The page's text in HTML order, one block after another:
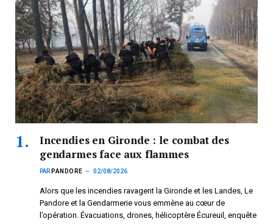
Incendies en Gironde : le combat des
gendarmes face aux flammes
PAR PANDORE 02/08/2026
Alors que les incendies ravagent la Gironde et les Landes, Le
Pandore et la Gendarmerie vous emmène au cœur de
l’opération. Évacuations, drones, hélicoptère Écureuil, enquête